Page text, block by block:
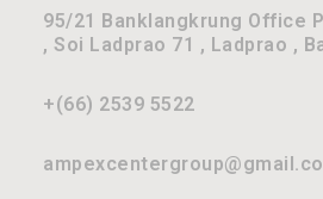
95/21 Banklangkrung Office
, Soi Ladprao 71 , Ladprao ,
+(66) 2539 5522